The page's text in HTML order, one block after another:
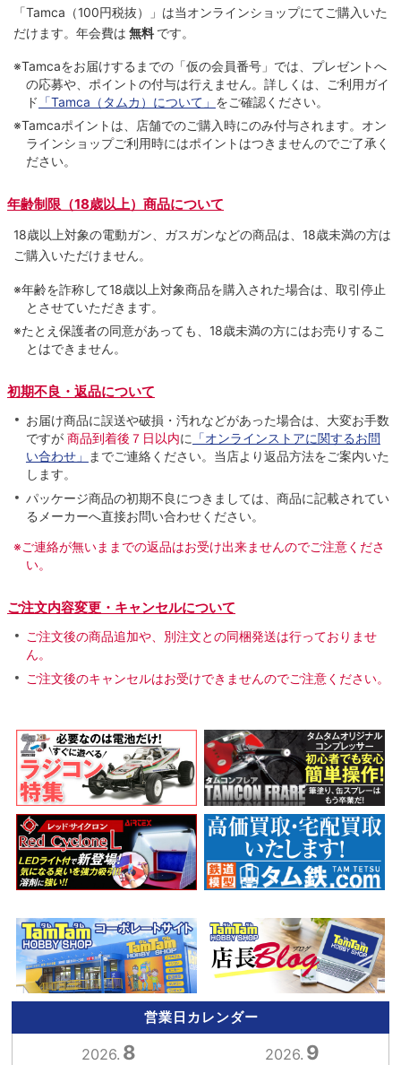
「Tamca （100円税抜）
」は当オンラインショップにてご購⼊いた
だけます。 年会費は 無料 です。
※Tamcaをお届けするまでの「仮の会員番号」では、プレゼントへ
の応募や、ポイントの付与は⾏えません。詳しくは、ご利⽤ガイ
ド 「Tamca（タムカ）について」 をご確認ください。
※Tamcaポイントは、店舗でのご購⼊時にのみ付与されます。オン
ラインショップご利用時にはポイントはつきませんのでご了承く
ださい。
年齢制限（18歳以上）商品について
18歳以上対象の電動ガン、ガスガンなどの商品は、18歳未満の方は
ご購入いただけません。
※年齢を詐称して18歳以上対象商品を購入された場合は、取引停止
とさせていただきます。
※たとえ保護者の同意があっても、18歳未満の方にはお売りするこ
とはできません。
初期不良・返品について
お届け商品に誤送や破損・汚れなどがあった場合は、大変お手数
ですが 商品到着後７日以内に 「オンラインストアに関するお問
い合わせ」
までご連絡ください。当店より返品方法をご案内いた
します。
パッケージ商品の初期不良につきましては、商品に記載されてい
るメーカーへ直接お問い合わせください。
※ご連絡が無いままでの返品はお受け出来ませんのでご注意くださ
い。
ご注文内容変更・キャンセルについて
ご注文後の商品追加や、別注文との同梱発送は行っておりませ
ん。
ご注文後のキャンセルはお受けできませんのでご注意ください。
営業日カレンダー
2026. 8 2026. 9